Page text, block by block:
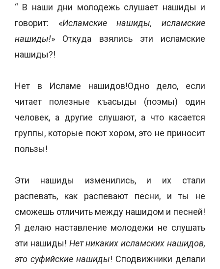
“ В наши дни молодежь слушает нашиды и
говорит: «Исламские нашиды, исламские
нашиды!» Откуда взялись эти исламские
нашиды?!
Нет в Исламе нашидов!Одно дело, если
читает полезные къасыды (поэмы) один
человек, а другие слушают, а что касается
группы, которые поют хором, это не приносит
пользы!
Эти нашиды изменились, и их стали
распевать, как распевают песни, и ты не
сможешь отличить между нашидом и песней!
Я делаю наставление молодежи не слушать
эти нашиды! Нет никаких исламских нашидов,
это суфийские нашиды! Сподвижники делали